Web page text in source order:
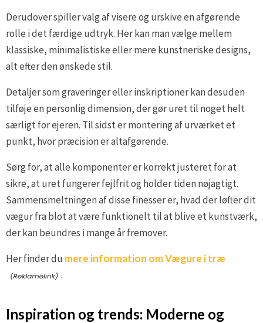
Derudover spiller valg af visere og urskive en afgørende
rolle i det færdige udtryk. Her kan man vælge mellem
klassiske, minimalistiske eller mere kunstneriske designs,
alt efter den ønskede stil.
Detaljer som graveringer eller inskriptioner kan desuden
tilføje en personlig dimension, der gør uret til noget helt
særligt for ejeren. Til sidst er montering af urværket et
punkt, hvor præcision er altafgørende.
Sørg for, at alle komponenter er korrekt justeret for at
sikre, at uret fungerer fejlfrit og holder tiden nøjagtigt.
Sammensmeltningen af disse finesser er, hvad der løfter dit
vægur fra blot at være funktionelt til at blive et kunstværk,
der kan beundres i mange år fremover.
Her finder du mere information om Vægure i træ
.
Inspiration og trends: Moderne og